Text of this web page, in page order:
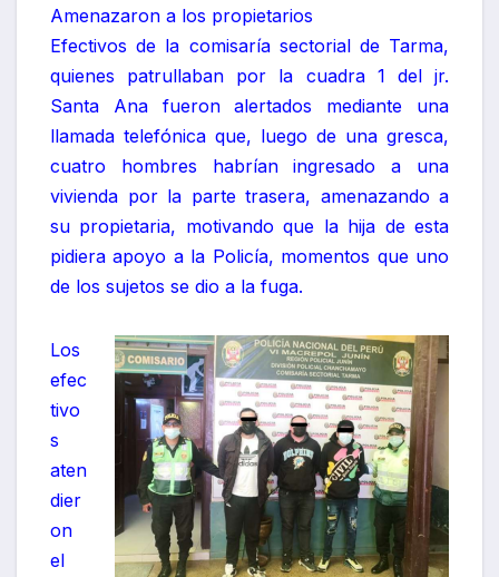
Amenazaron a los propietarios
Efectivos de la comisaría sectorial de Tarma,
quienes patrullaban por la cuadra 1 del jr.
Santa Ana fueron alertados mediante una
llamada telefónica que, luego de una gresca,
cuatro hombres habrían ingresado a una
vivienda por la parte trasera, amenazando a
su propietaria, motivando que la hija de esta
pidiera apoyo a la Policía, momentos que uno
de los sujetos se dio a la fuga.
Los
efec
tivo
s
aten
dier
on
el